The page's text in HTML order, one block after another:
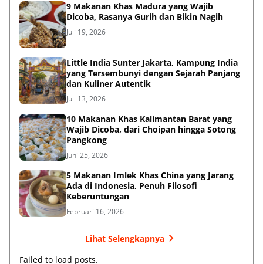
9 Makanan Khas Madura yang Wajib
Dicoba, Rasanya Gurih dan Bikin Nagih
Juli 19, 2026
Little India Sunter Jakarta, Kampung India
yang Tersembunyi dengan Sejarah Panjang
dan Kuliner Autentik
Juli 13, 2026
10 Makanan Khas Kalimantan Barat yang
Wajib Dicoba, dari Choipan hingga Sotong
Pangkong
Juni 25, 2026
5 Makanan Imlek Khas China yang Jarang
Ada di Indonesia, Penuh Filosofi
Keberuntungan
Februari 16, 2026
Lihat Selengkapnya
Failed to load posts.